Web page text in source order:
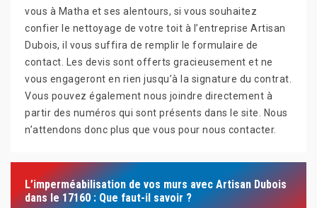
vous à Matha et ses alentours, si vous souhaitez
confier le nettoyage de votre toit à l’entreprise Artisan
Dubois, il vous suffira de remplir le formulaire de
contact. Les devis sont offerts gracieusement et ne
vous engageront en rien jusqu’à la signature du contrat.
Vous pouvez également nous joindre directement à
partir des numéros qui sont présents dans le site. Nous
n’attendons donc plus que vous pour nous contacter.
L’imperméabilisation de vos murs avec Artisan Dubois
dans le 17160 : Que faut-il savoir ?